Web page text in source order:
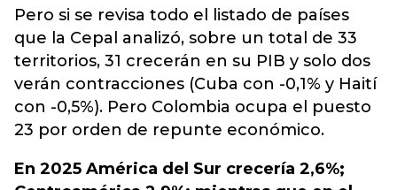
Pero si se revisa todo el listado de países
que la Cepal analizó, sobre un total de 33
territorios, 31 crecerán en su PIB y solo dos
verán contracciones (Cuba con -0,1% y Haití
con -0,5%). Pero Colombia ocupa el puesto
23 por orden de repunte económico.
En 2025 América del Sur crecería 2,6%;